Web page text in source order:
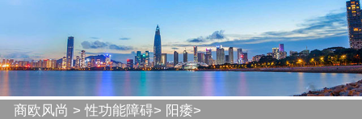
商欧风尚 >性功能障碍> 阳痿>